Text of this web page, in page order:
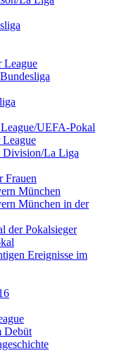
League
UEFA-Pokal
League
Division/La Liga
Frauen
München
München in der
der Pokalsieger
Ereignisse im
Debüt